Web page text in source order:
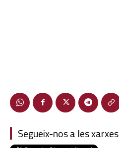
Segueix-nos a les xarxes